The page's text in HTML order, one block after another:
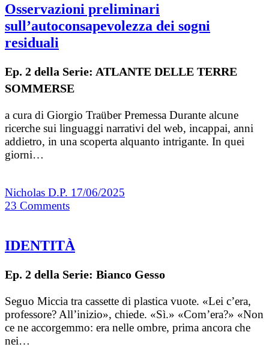
Osservazioni preliminari
sull’autoconsapevolezza dei sogni
residuali
Ep. 2 della Serie: ATLANTE DELLE TERRE
SOMMERSE
a cura di Giorgio Traüber Premessa Durante alcune
ricerche sui linguaggi narrativi del web, incappai, anni
addietro, in una scoperta alquanto intrigante. In quei
giorni…
Nicholas D.P. 17/06/2025
23 Comments
IDENTITÀ
Ep. 2 della Serie: Bianco Gesso
Seguo Miccia tra cassette di plastica vuote. «Lei c’era,
professore? All’inizio», chiede. «Sì.» «Com’era?» «Non
ce ne accorgemmo: era nelle ombre, prima ancora che
nei…